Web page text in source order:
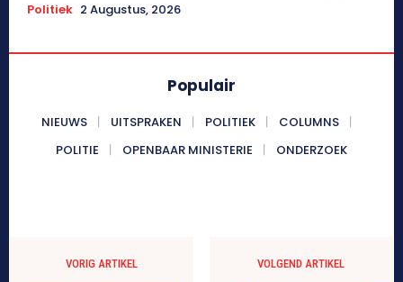
Politiek 2 Augustus, 2026
Populair
NIEUWS UITSPRAKEN POLITIEK
COLUMNS
POLITIE
OPENBAAR MINISTERIE ONDERZOEK
VORIG ARTIKEL VOLGEND ARTIKEL